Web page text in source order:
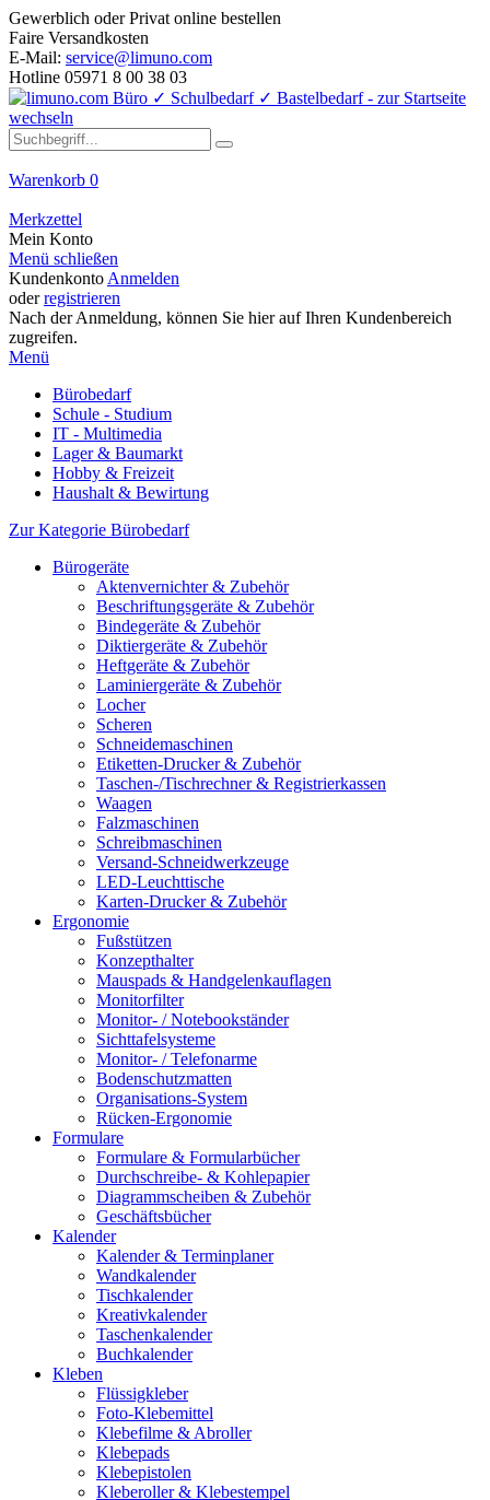
Gewerblich oder Privat online bestellen
Faire Versandkosten
E-Mail: service@limuno.com
Hotline 05971 8 00 38 03
Warenkorb 0
Merkzettel
Mein Konto
Menü schließen
Kundenkonto Anmelden
oderregistrieren
Nach der Anmeldung, können Sie hier auf Ihren Kundenbereich
zugreifen.
Menü
Bürobedarf
Schule - Studium
IT - Multimedia
Lager & Baumarkt
Hobby & Freizeit
Haushalt & Bewirtung
Zur Kategorie Bürobedarf
Bürogeräte
Aktenvernichter & Zubehör
Beschriftungsgeräte & Zubehör
Bindegeräte & Zubehör
Diktiergeräte & Zubehör
Heftgeräte & Zubehör
Laminiergeräte & Zubehör
Locher
Scheren
Schneidemaschinen
Etiketten-Drucker & Zubehör
Taschen-/Tischrechner & Registrierkassen
Waagen
Falzmaschinen
Schreibmaschinen
Versand-Schneidwerkzeuge
LED-Leuchttische
Karten-Drucker & Zubehör
Ergonomie
Fußstützen
Konzepthalter
Mauspads & Handgelenkauflagen
Monitorfilter
Monitor- / Notebookständer
Sichttafelsysteme
Monitor- / Telefonarme
Bodenschutzmatten
Organisations-System
Rücken-Ergonomie
Formulare
Formulare & Formularbücher
Durchschreibe- & Kohlepapier
Diagrammscheiben & Zubehör
Geschäftsbücher
Kalender
Kalender & Terminplaner
Wandkalender
Tischkalender
Kreativkalender
Taschenkalender
Buchkalender
Kleben
Flüssigkleber
Foto-Klebemittel
Klebefilme & Abroller
Klebepads
Klebepistolen
Kleberoller & Klebestempel